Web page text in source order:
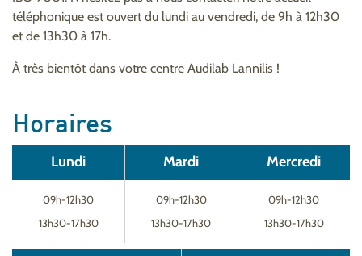
téléphonique est ouvert du lundi au vendredi, de 9h à 12h30
et de 13h30 à 17h.
À très bientôt dans votre centre Audilab Lannilis !
Horaires
Lundi
09h-12h30
13h30-17h30
Mardi
09h-12h30
13h30-17h30
Mercredi
09h-12h30
13h30-17h30